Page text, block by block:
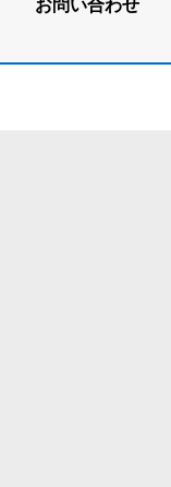
お問い合わせ